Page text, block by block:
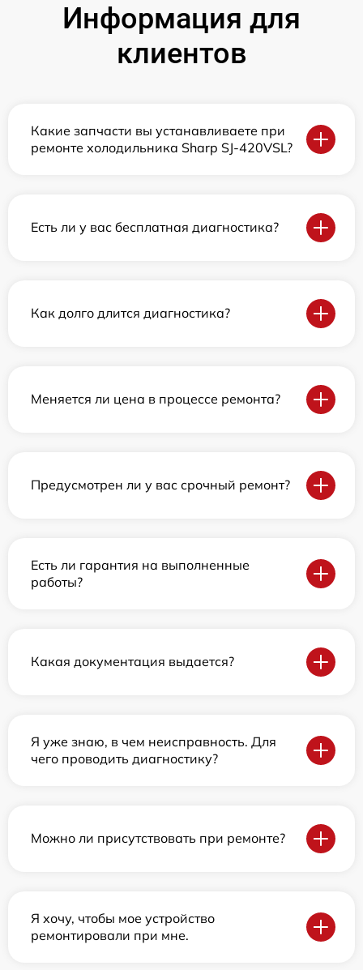
Информация для
клиентов
Какие запчасти вы устанавливаете при
ремонте холодильника Sharp SJ-420VSL?
Есть ли у вас бесплатная диагностика?
Как долго длится диагностика?
Меняется ли цена в процессе ремонта?
Предусмотрен ли у вас срочный ремонт?
Есть ли гарантия на выполненные
работы?
Какая документация выдается?
Я уже знаю, в чем неисправность. Для
чего проводить диагностику?
Можно ли присутствовать при ремонте?
Я хочу, чтобы мое устройство
ремонтировали при мне.